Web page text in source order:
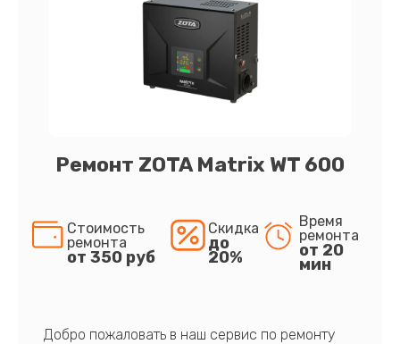
Ремонт ZOTA Matrix WT 600
Стоимость
ремонта
от 350 руб
Скидка
до
20%
Время
ремонта
от 20
мин
Добро пожаловать в наш сервис по ремонту